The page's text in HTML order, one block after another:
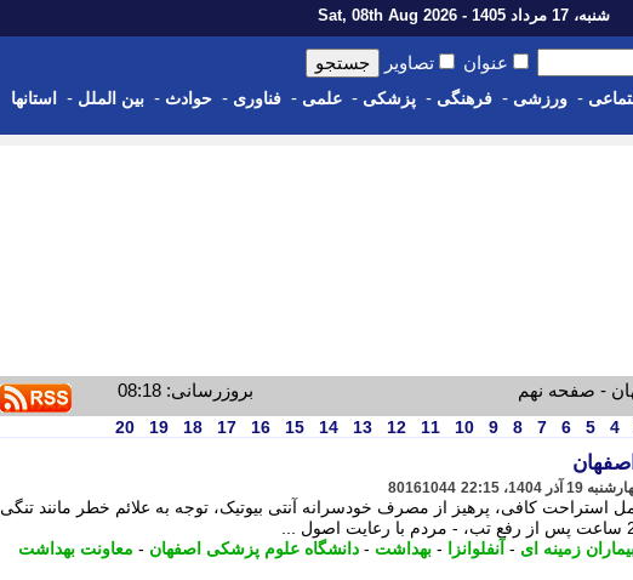
شنبه، 17 مرداد 1405 - Sat, 08th Aug 2026
عنوان تصاویر
- ورزشی - فرهنگی - پزشکی - علمی - فناوری - حوادث - بین الملل - استانها
- صفحه نهم بروزرسانی: 08:18
4
5
6
7
8
9
10
11
12
13
14
15
16
17
18
19
20
80161044
استراحت کافی، پرهیز از مصرف خودسرانه آنتی بیوتیک، توجه به علائم خطر مانند تنگی
زمینه ای - آنفلوانزا - بهداشت - دانشگاه علوم پزشکی اصفهان - معاونت بهداشت